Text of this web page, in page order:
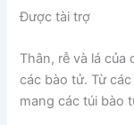
Được tài trợ
Thân, rễ và lá
các bào tử. Từ
mang các túi bào